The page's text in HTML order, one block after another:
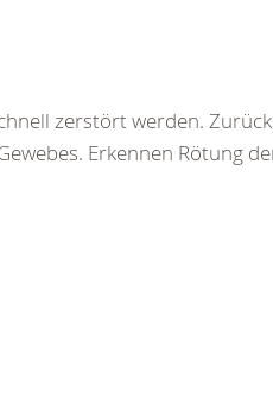
zerstört werden.
Erkennen Rötung